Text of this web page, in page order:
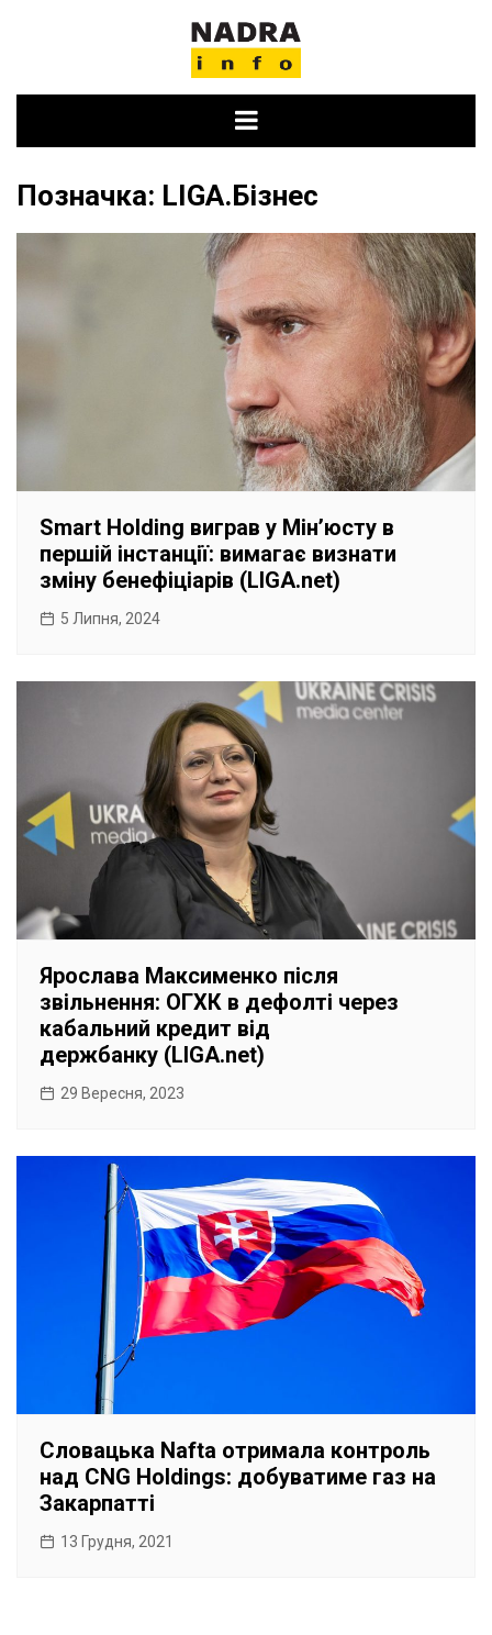
Позначка: LIGA.Бізнес
Smart Holding виграв у Мін’юсту в
першій інстанції: вимагає визнати
зміну бенефіціарів (LIGA.net)
5 Липня, 2024
Ярослава Максименко після
звільнення: ОГХК в дефолті через
кабальний кредит від
держбанку (LIGA.net)
29 Вересня, 2023
Словацька Nafta отримала контроль
над CNG Holdings: добуватиме газ на
Закарпатті
13 Грудня, 2021